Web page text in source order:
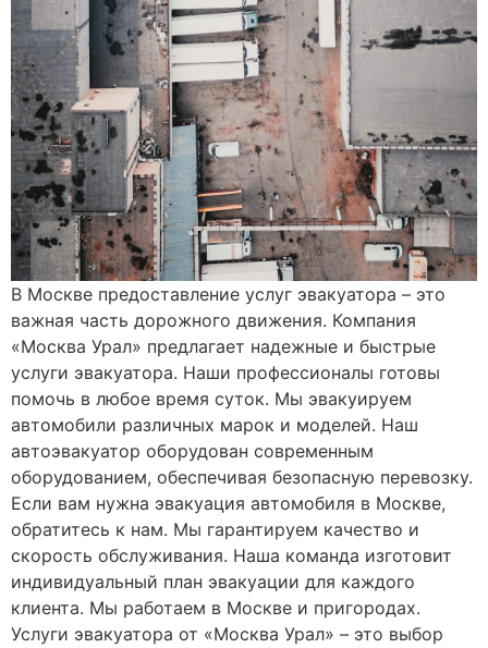
В Москве предоставление услуг эвакуатора – это
важная часть дорожного движения. Компания
«Москва Урал» предлагает надежные и быстрые
услуги эвакуатора. Наши профессионалы готовы
помочь в любое время суток. Мы эвакуируем
автомобили различных марок и моделей. Наш
автоэвакуатор оборудован современным
оборудованием, обеспечивая безопасную перевозку.
Если вам нужна эвакуация автомобиля в Москве,
обратитесь к нам. Мы гарантируем качество и
скорость обслуживания. Наша команда изготовит
индивидуальный план эвакуации для каждого
клиента. Мы работаем в Москве и пригородах.
Услуги эвакуатора от «Москва Урал» – это выбор